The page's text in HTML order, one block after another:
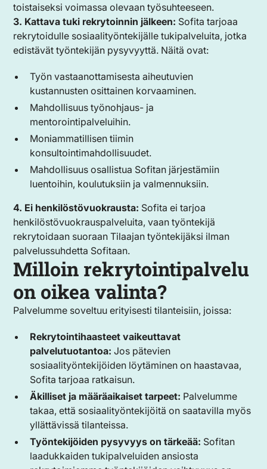
toistaiseksi voimassa olevaan työsuhteeseen.
3. Kattava tuki rekrytoinnin jälkeen: Sofita tarjoaa
rekrytoidulle sosiaalityöntekijälle tukipalveluita, jotka
edistävät työntekijän pysyvyyttä. Näitä ovat:
Työn vastaanottamisesta aiheutuvien
kustannusten osittainen korvaaminen.
Mahdollisuus työnohjaus- ja
mentorointipalveluihin.
Moniammatillisen tiimin
konsultointimahdollisuudet.
Mahdollisuus osallistua Sofitan järjestämiin
luentoihin, koulutuksiin ja valmennuksiin.
4. Ei henkilöstövuokrausta: Sofita ei tarjoa
henkilöstövuokrauspalveluita, vaan työntekijä
rekrytoidaan suoraan Tilaajan työntekijäksi ilman
palvelussuhdetta Sofitaan.
Milloin rekrytointipalvelu
on oikea valinta?
Palvelumme soveltuu erityisesti tilanteisiin, joissa:
Rekrytointihaasteet vaikeuttavat
palvelutuotantoa:Jos pätevien
sosiaalityöntekijöiden löytäminen on haastavaa,
Sofita tarjoaa ratkaisun.
Äkilliset ja määräaikaiset tarpeet: Palvelumme
takaa, että sosiaalityöntekijöitä on saatavilla myös
yllättävissä tilanteissa.
Työntekijöiden pysyvyys on tärkeää: Sofitan
laadukkaiden tukipalveluiden ansiosta